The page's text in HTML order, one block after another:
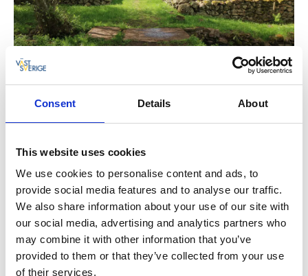
Consent Details About
This website uses cookies
We use cookies to personalise content and ads, to
provide social media features and to analyse our traffic.
We also share information about your use of our site with
our social media, advertising and analytics partners who
may combine it with other information that you’ve
provided to them or that they’ve collected from your use
of their services.